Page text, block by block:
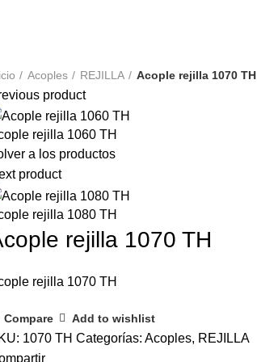
Acoples REJILLA Acople rejilla 1070 TH
product
rejilla 1060 TH
a los productos
product
rejilla 1080 TH
rejilla 1070 TH
rejilla 1070 TH
Compare Add to wishlist
1070 TH Categorías: Acoples, REJILLA